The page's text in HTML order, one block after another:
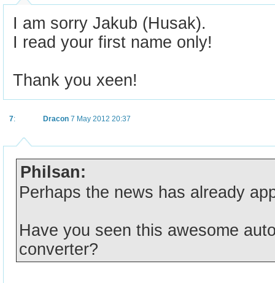
I am sorry Jakub (Husak).
I read your first name only!
Thank you xeen!
7: Dracon 7 May 2012 20:37
Philsan:
Perhaps the news has already
Have you seen this awesome
converter?